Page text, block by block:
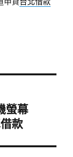
螢幕
款